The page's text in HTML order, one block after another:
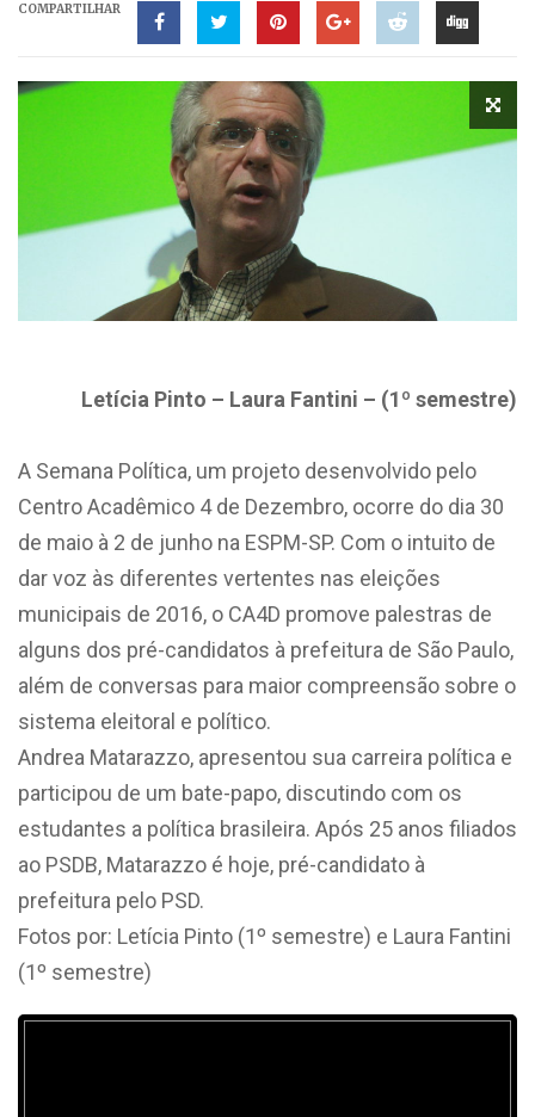
COMPARTILHAR
Letícia Pinto – Laura Fantini – (1º semestre)
A Semana Política, um projeto desenvolvido pelo
Centro Acadêmico 4 de Dezembro, ocorre do dia 30
de maio à 2 de junho na ESPM-SP. Com o intuito de
dar voz às diferentes vertentes nas eleições
municipais de 2016, o CA4D promove palestras de
alguns dos pré-candidatos à prefeitura de São Paulo,
além de conversas para maior compreensão sobre o
sistema eleitoral e político.
Andrea Matarazzo, apresentou sua carreira política e
participou de um bate-papo, discutindo com os
estudantes a política brasileira. Após 25 anos filiados
ao PSDB, Matarazzo é hoje, pré-candidato à
prefeitura pelo PSD.
Fotos por: Letícia Pinto (1º semestre) e Laura Fantini
(1º semestre)